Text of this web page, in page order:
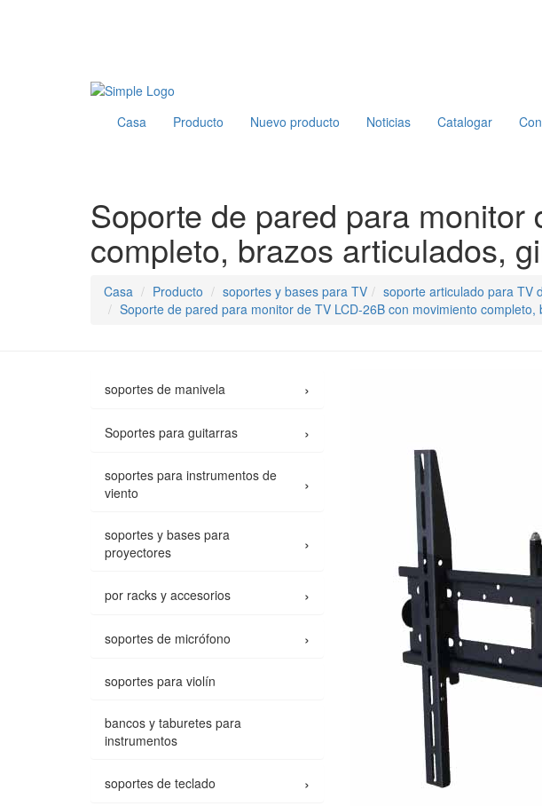
Casa Producto Nuevo producto Noticias Catalogar
Soporte de pared para
completo, brazos articulados,
Casa Producto soportes y bases para TV
soporte articulado para TV
Soporte de pared para monitor de TV LCD-26B con movimiento
soportes de manivela ›
Soportes para guitarras ›
soportes para instrumentos de
viento
›
soportes y bases para
proyectores
›
por racks y accesorios ›
soportes de micrófono ›
soportes para violín
bancos y taburetes para
instrumentos
soportes de teclado ›